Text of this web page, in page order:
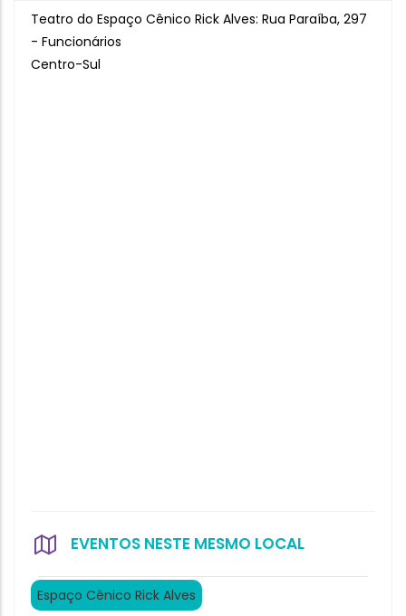
Teatro do Espaço Cênico Rick Alves: Rua Paraíba, 297
- Funcionários
Centro-Sul
EVENTOS NESTE MESMO LOCAL
Espaço Cênico Rick Alves